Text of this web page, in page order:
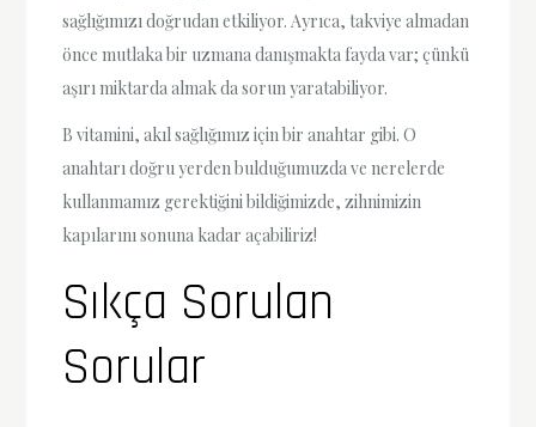
sağlığımızı doğrudan etkiliyor. Ayrıca, takviye almadan
önce mutlaka bir uzmana danışmakta fayda var; çünkü
aşırı miktarda almak da sorun yaratabiliyor.
B vitamini, akıl sağlığımız için bir anahtar gibi. O
anahtarı doğru yerden bulduğumuzda ve nerelerde
kullanmamız gerektiğini bildiğimizde, zihnimizin
kapılarını sonuna kadar açabiliriz!
Sıkça Sorulan
Sorular